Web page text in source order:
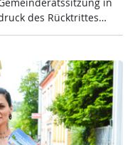
des Rück­trit­tes…